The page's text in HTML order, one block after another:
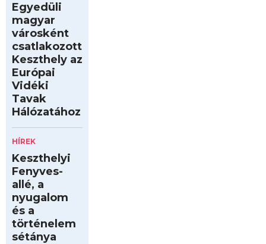
Egyedüli
magyar
városként
csatlakozott
Keszthely az
Európai
Vidéki
Tavak
Hálózatához
HÍREK
Keszthelyi
Fenyves-
allé, a
nyugalom
és a
történelem
sétánya